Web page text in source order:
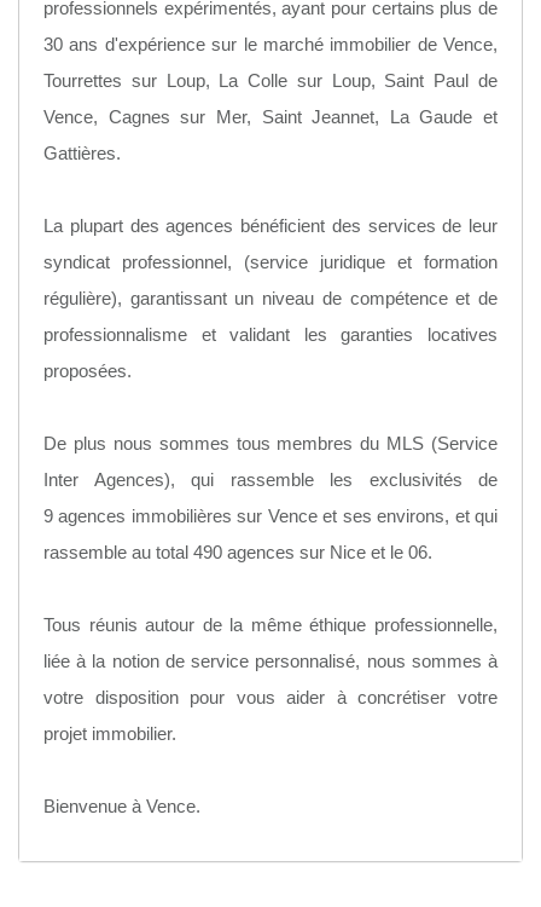
professionnels expérimentés, ayant pour certains plus de
30 ans d'expérience sur le marché immobilier de Vence,
Tourrettes sur Loup, La Colle sur Loup, Saint Paul de
Vence, Cagnes sur Mer, Saint Jeannet, La Gaude et
Gattières.
La plupart des agences bénéficient des services de leur
syndicat professionnel, (service juridique et formation
régulière), garantissant un niveau de compétence et de
professionnalisme et validant les garanties locatives
proposées.
De plus nous sommes tous membres du MLS (Service
Inter Agences), qui rassemble les exclusivités de
9 agences immobilières sur Vence et ses environs, et qui
rassemble au total 490 agences sur Nice et le 06.
Tous réunis autour de la même éthique professionnelle,
liée à la notion de service personnalisé, nous sommes à
votre disposition pour vous aider à concrétiser votre
projet immobilier.
Bienvenue à Vence.